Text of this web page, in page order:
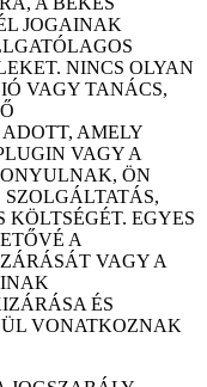
JOGAINAK
NINCS OLYAN
VAGY TANÁCS,
AMELY
VAGY A
ÖN
KÖLTSÉGÉT. EGYES
A
VAGY A
ÉS
VONATKOZNAK